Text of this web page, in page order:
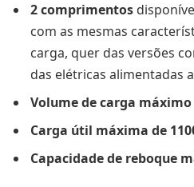
2 comprimentos
com as mesmas
carga, quer das versões
das elétricas alimentadas
Volume de carga máximo
Carga útil máxima de
Capacidade de reboque